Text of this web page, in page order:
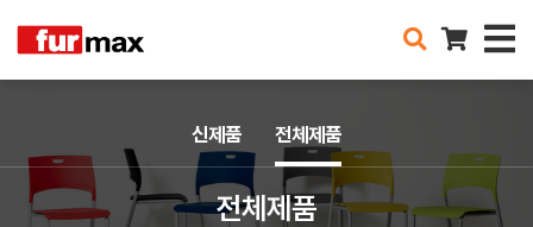
전체제품
신제품 전체제품